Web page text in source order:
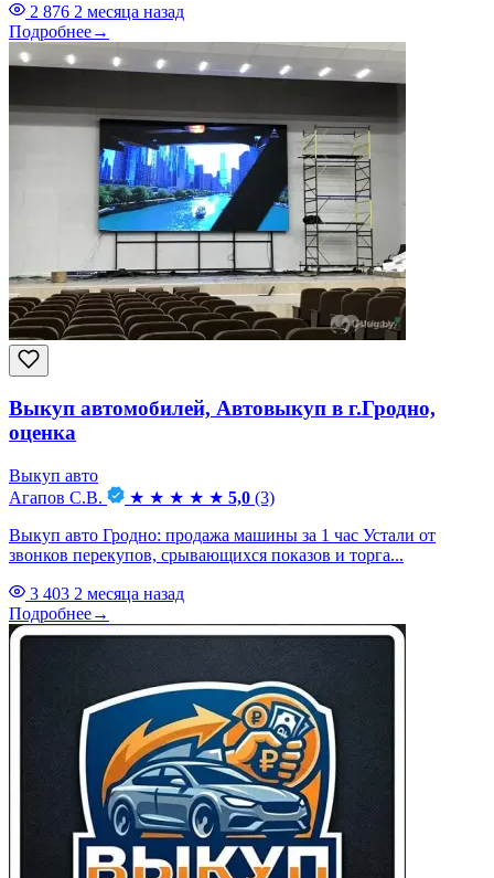
2 876 2 месяца назад
Подробнее→
Выкуп автомобилей, Автовыкуп в г.Гродно,
оценка
Выкуп авто
Агапов С.В.
★ ★ ★ ★ ★ 5,0 (3)
Выкуп авто Гродно: продажа машины за 1 час Устали от
звонков перекупов, срывающихся показов и торга...
3 403 2 месяца назад
Подробнее→